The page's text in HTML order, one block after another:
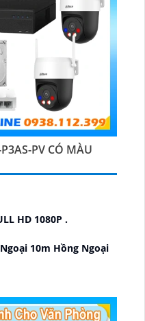
PV CÓ MÀU
HD 1080P .
10m Hồng Ngoại